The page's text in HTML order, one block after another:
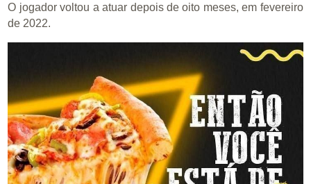
O jogador voltou a atuar depois de oito meses, em fevereiro
de 2022.